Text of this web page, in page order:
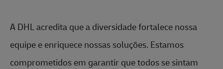
A DHL acredita que a diversidade fortalece nossa
equipe e enriquece nossas soluções. Estamos
comprometidos em garantir que todos se sintam